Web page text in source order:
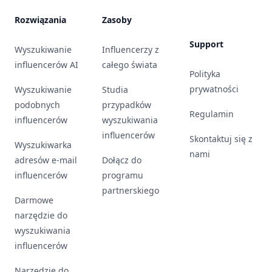
Rozwiązania
Wyszukiwanie
influencerów AI
Wyszukiwanie
podobnych
influencerów
Wyszukiwarka
adresów e-mail
influencerów
Darmowe
narzędzie do
wyszukiwania
influencerów
Zasoby
Influencerzy z
całego świata
Studia
przypadków
wyszukiwania
influencerów
Dołącz do
programu
partnerskiego
Support
Polityka
prywatności
Regulamin
Skontaktuj się z
nami